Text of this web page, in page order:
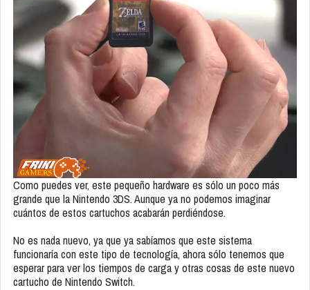
Como puedes ver, este pequeño hardware es sólo un poco más
grande que la Nintendo 3DS. Aunque ya no podemos imaginar
cuántos de estos cartuchos acabarán perdiéndose.
No es nada nuevo, ya que ya sabíamos que este sistema
funcionaría con este tipo de tecnología, ahora sólo tenemos que
esperar para ver los tiempos de carga y otras cosas de este nuevo
cartucho de Nintendo Switch.